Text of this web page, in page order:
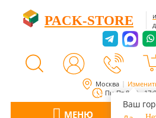
Москва
Ваш
Пн-Пт 8:00 -
PACK-STORE
МЕНЮ